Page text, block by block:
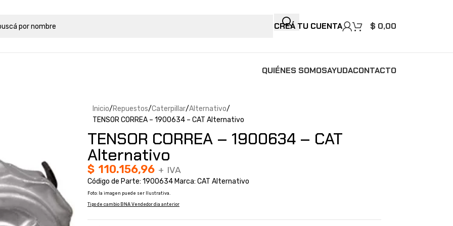
CREÁ TU CUENTA $ 0,00
QUIÉNES SOMOSAYUDACONTACTO
Inicio Repuestos Caterpillar Alternativo
TENSOR CORREA – 1900634 – CAT Alternativo
TENSOR CORREA – 1900634 – CAT
Alternativo
$ 110.156,96 + IVA
Código de Parte: 1900634 Marca: CAT Alternativo
Foto: la imagen puede ser Ilustrativa.
Tipo de cambio BNA Vendedor dia anterior